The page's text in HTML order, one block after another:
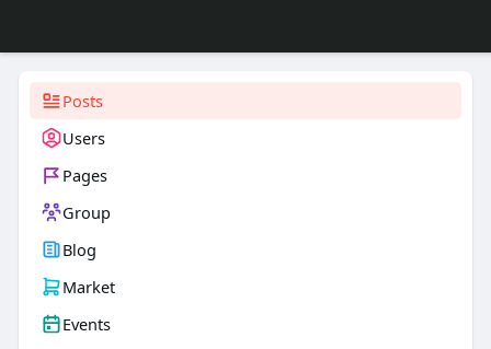
Posts
Users
Pages
Group
Blog
Market
Events